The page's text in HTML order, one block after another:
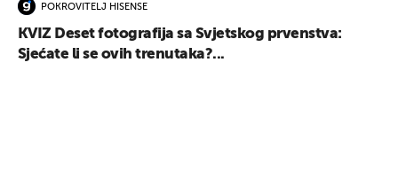
POKROVITELJ HISENSE
KVIZ Deset fotografija sa Svjetskog prvenstva:
Sjećate li se ovih trenutaka?...